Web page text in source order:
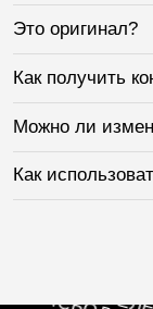
Это оригинал?
Как получить
Можно ли
Как